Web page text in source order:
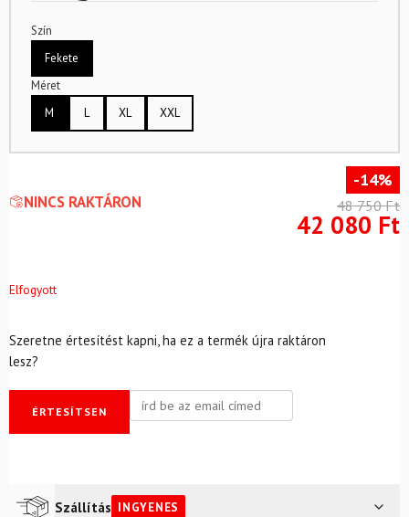
Szín
Fekete
Méret
M
L XL XXL
NINCS RAKTÁRON
-14%
48 750Ft
42 080 Ft
Elfogyott
Szeretne értesítést kapni, ha ez a termék újra raktáron
lesz?
ÉRTESÍTSEN
Szállítás INGYENES